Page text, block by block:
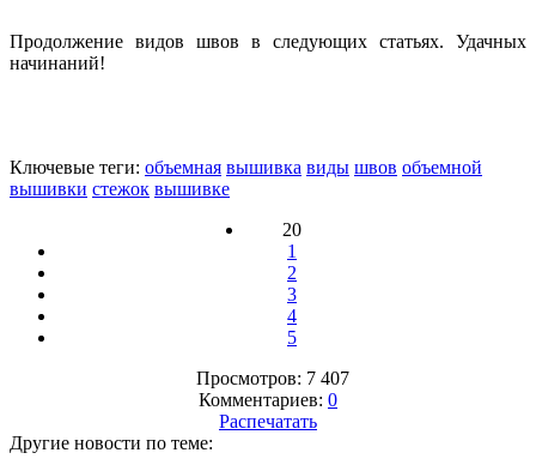
Продолжение видов швов в следующих статьях. Удачных
начинаний!
Ключевые теги: объемная вышивка виды швов объемной
вышивки стежок вышивке
20
1
2
3
4
5
Просмотров: 7 407
Комментариев: 0
Распечатать
Другие новости по теме: